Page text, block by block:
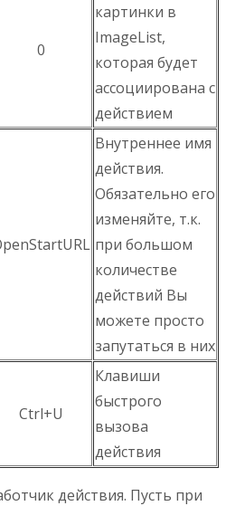
0
картинки в
ImageList,
которая будет
ассоциирована с
действием
Внутреннее имя
действия.
Обязательно его
изменяйте, т.к.
при большом
количестве
действий Вы
можете просто
запутаться в них
Ctrl+U
Клавиши
быстрого
вызова
действия
действия. Пусть при